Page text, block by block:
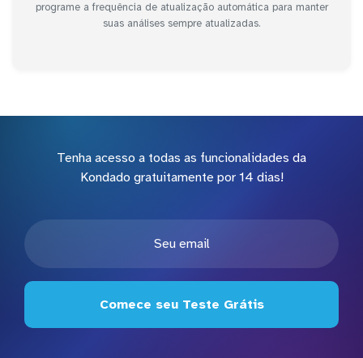
programe a frequência de atualização automática para manter
suas análises sempre atualizadas.
Tenha acesso a todas as funcionalidades da
Kondado gratuitamente por 14 dias!
Comece seu Teste Grátis